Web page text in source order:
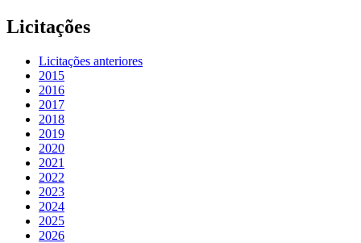
Licitações
Licitações anteriores
2015
2016
2017
2018
2019
2020
2021
2022
2023
2024
2025
2026